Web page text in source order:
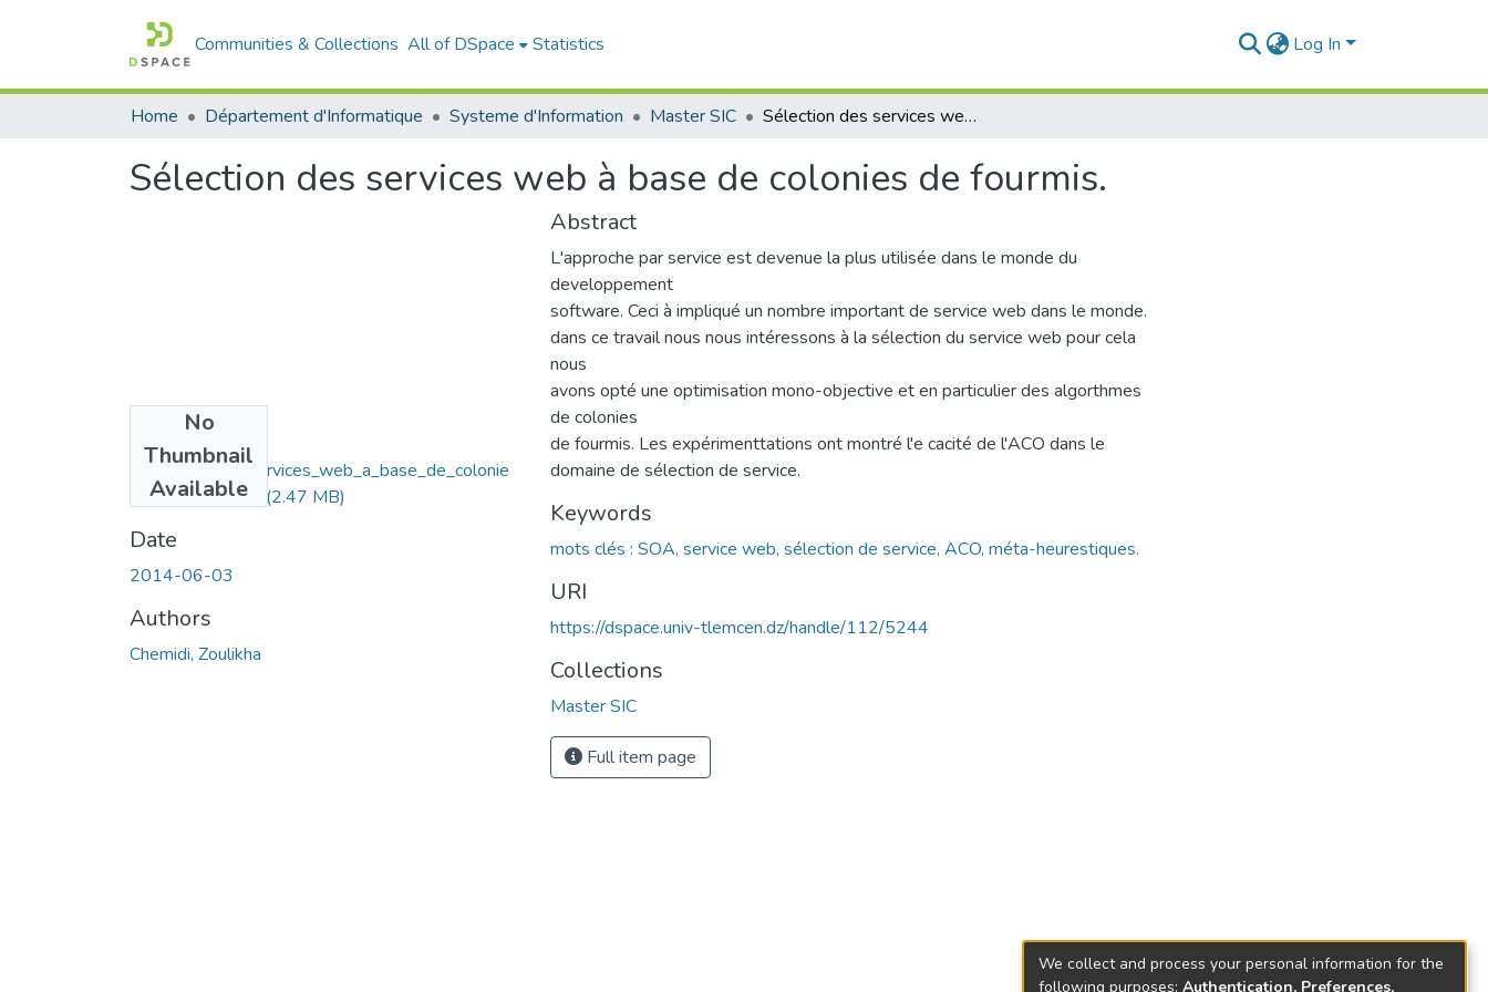
Communities & Collections All of DSpace Statistics Log In
Home Département d'Informatique Systeme d'Information Master SIC Sélection des services web à base de colonies de fourmis.
Sélection des services web à base de colonies de fourmis.
No
Thumbnail
Available
Selection_des_services_web_a_base_de_colonie
s_de_fourmis.pdf
(2.47 MB)
Date
2014-06-03
Authors
Chemidi, Zoulikha
Abstract
L'approche par service est devenue la plus utilisée dans le monde du
developpement
software. Ceci à impliqué un nombre important de service web dans le monde.
dans ce travail nous nous intéressons à la sélection du service web pour cela
nous
avons opté une optimisation mono-objective et en particulier des algorthmes
de colonies
de fourmis. Les expérimenttations ont montré l'e cacité de l'ACO dans le
domaine de sélection de service.
Keywords
mots clés : SOA, service web, sélection de service, ACO, méta-heurestiques.
URI
https://dspace.univ-tlemcen.dz/handle/112/5244
Collections
Master SIC
Full item page
We collect and process your personal information for the
following purposes: Authentication, Preferences,